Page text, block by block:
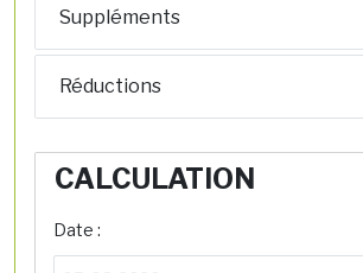
Suppléments
Réductions
CALCULATION
Date :